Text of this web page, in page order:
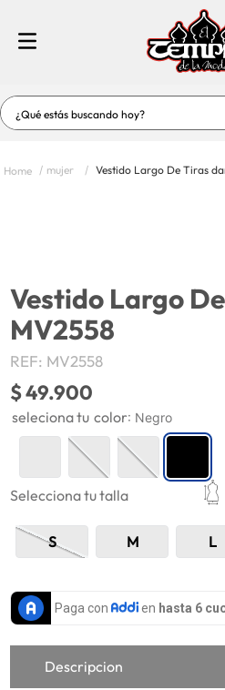
¿Qué estás buscando hoy?
mujer Vestido Largo De Tiras
Vestido Largo
MV2558
REF: MV2558
$49.900
Selecciona tu talla
S M L
color: Negro
Descripcion
5